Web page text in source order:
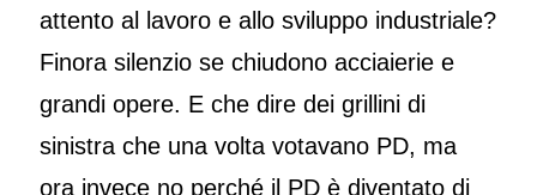
attento al lavoro e allo sviluppo industriale?
Finora silenzio se chiudono acciaierie e
grandi opere. E che dire dei grillini di
sinistra che una volta votavano PD, ma
ora invece no perché il PD è diventato di